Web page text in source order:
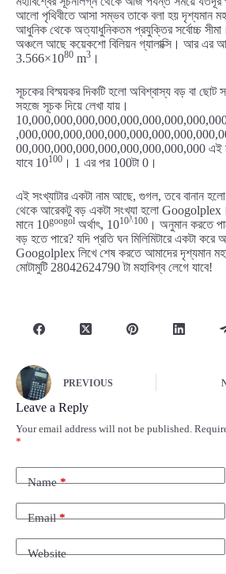
আলো পৃথিবীতে আসা সম্ভব তাকে বলা হয় দৃশ্যমান
আধুনিক থেকে অত্যাধুনিকতম প্রযুক্তির সর্বোচ্চ
অঞ্চলে আছে কয়েকশো বিলিয়ন গ্যালাক্সি। আর এর
3.566×1080 m3 ।
সূচকের বিস্ময়কর দিকটি হলো অবিশ্বাস্য বড় বা ছোট
সহজে সূচক দিয়ে লেখা যায়।
00,000,000,000,000,000,000,000,000 এই
যাবে 10100 । 1 এর পর 100টা 0।
এই সংখ্যাটার একটা নাম আছে, গুগল, তবে বানান
থেকে আরেকটু বড় একটা সংখ্যা হলো
মানে 10googol অর্থাৎ, 1010^100 । অনুমান করতে
বড় হতে পারে? যদি প্রতি ঘন মিলিমিটারে একটা করে
Googolplex লিখে শেষ করতে আমাদের দৃশ্যমান
মোটামুটি 28042624790 টা মহাবিশ্ব লেগে যাবে!
PREVIOUS
Leave a Reply
Your email address will not be published.
*
Name*
Email*
Website